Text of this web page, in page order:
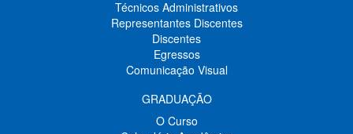
Técnicos Administrativos
Representantes Discentes
Discentes
Egressos
Comunicação Visual
GRADUAÇÃO
O Curso